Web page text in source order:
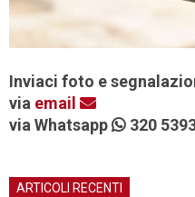
Inviaci foto e
via email
via Whatsapp
320
ARTICOLI RECENTI